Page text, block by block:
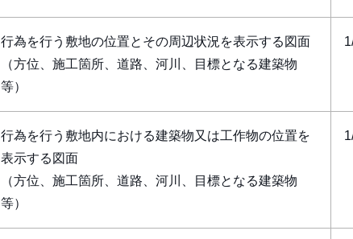
行為を行う敷地の位置とその周辺状況を表示する図面
（方位、施工箇所、道路、河川、目標となる建築物
等）
行為を行う敷地内における建築物又は工作物の位置を
表示する図面
（方位、施工箇所、道路、河川、目標となる建築物
等）